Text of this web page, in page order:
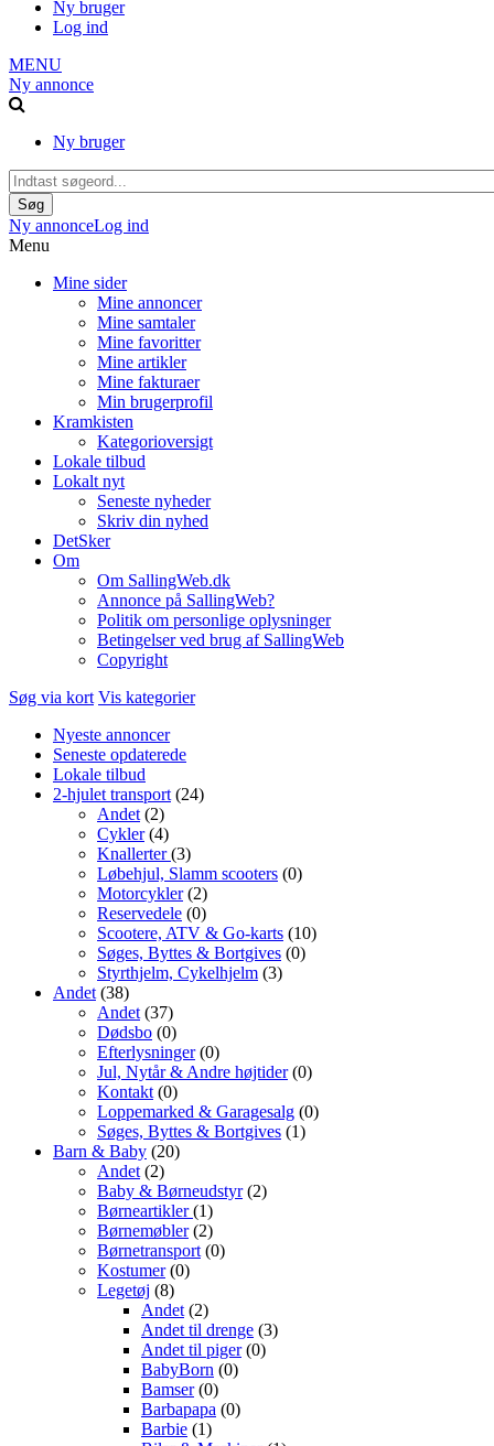
Ny bruger
Log ind
MENU
Ny annonce
Ny bruger
Ny annonceLog ind
Menu
Mine sider
Mine annoncer
Mine samtaler
Mine favoritter
Mine artikler
Mine fakturaer
Min brugerprofil
Kramkisten
Kategorioversigt
Lokale tilbud
Lokalt nyt
Seneste nyheder
Skriv din nyhed
DetSker
Om
Om SallingWeb.dk
Annonce på SallingWeb?
Politik om personlige oplysninger
Betingelser ved brug af SallingWeb
Copyright
Søg via kort Vis kategorier
Nyeste annoncer
Seneste opdaterede
Lokale tilbud
2-hjulet transport (24)
Andet (2)
Cykler(4)
Knallerter(3)
Løbehjul, Slamm scooters (0)
Motorcykler(2)
Reservedele (0)
Scootere, ATV & Go-karts (10)
Søges, Byttes & Bortgives (0)
Styrthjelm, Cykelhjelm (3)
Andet (38)
Andet (37)
Dødsbo (0)
Efterlysninger(0)
Jul, Nytår & Andre højtider(0)
Kontakt (0)
Loppemarked & Garagesalg (0)
Søges, Byttes & Bortgives (1)
Barn & Baby (20)
Andet (2)
Baby & Børneudstyr(2)
Børneartikler(1)
Børnemøbler(2)
Børnetransport (0)
Kostumer(0)
Legetøj (8)
Andet (2)
Andet til drenge (3)
Andet til piger(0)
BabyBorn (0)
Bamser(0)
Barbapapa (0)
Barbie (1)